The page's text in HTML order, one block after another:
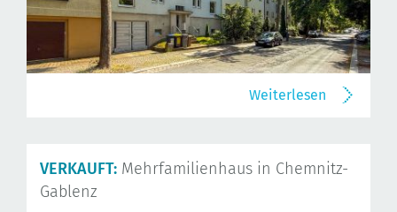
Weiterlesen
VERKAUFT: Mehrfamilienhaus in Chemnitz-
Gablenz